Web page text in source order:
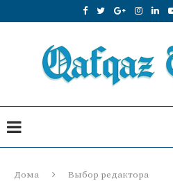
Дома Выбор редактора